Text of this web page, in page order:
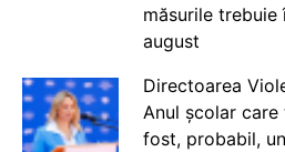
măsurile trebuie
august
Directoarea
Anul școlar
fost, probabil,